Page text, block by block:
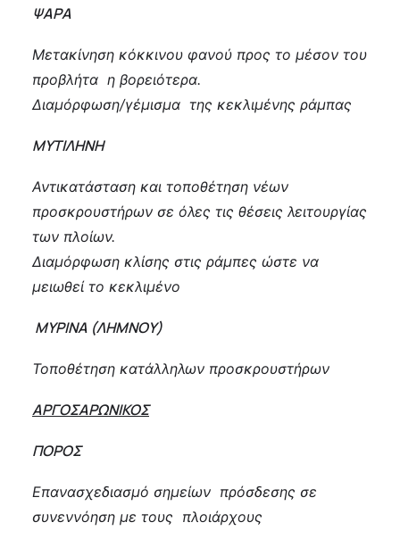
ΨΑΡΑ
Μετακίνηση κόκκινου φανού προς το μέσον του
προβλήτα η βορειότερα.
Διαμόρφωση/γέμισμα της κεκλιμένης ράμπας
ΜΥΤΙΛΗΝΗ
Αντικατάσταση και τοποθέτηση νέων
προσκρουστήρων σε όλες τις θέσεις λειτουργίας
των πλοίων.
Διαμόρφωση κλίσης στις ράμπες ώστε να
μειωθεί το κεκλιμένο
ΜΥΡΙΝΑ (ΛΗΜΝΟΥ)
Τοποθέτηση κατάλληλων προσκρουστήρων
ΑΡΓΟΣΑΡΩΝΙΚΟΣ
ΠΟΡΟΣ
Επανασχεδιασμό σημείων πρόσδεσης σε
συνεννόηση με τους πλοιάρχους